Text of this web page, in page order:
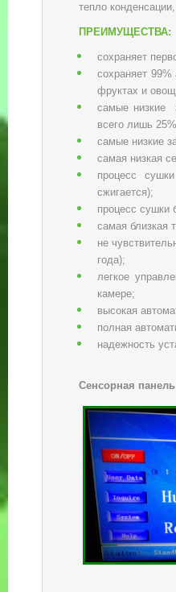
тепло
ПРЕИМУЩЕСТВА:
сохраняет
сохраняет
фруктах и
самые низкие
всего лишь
самые низкие
самая низкая
процесс
сжигается);
процесс сушки
самая близкая
не
года);
легкое
камере;
высокая
полная
надежность
Сенсорная